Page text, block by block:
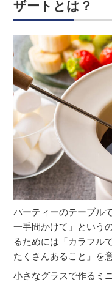
ザートとは？
パーティーのテーブル
一手間かけて」という
るためには「カラフル
たくさんあること」を
小さなグラスで作るミ